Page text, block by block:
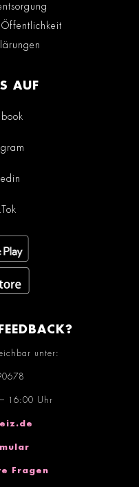
AUF
unter:
16:00 Uhr
Fragen